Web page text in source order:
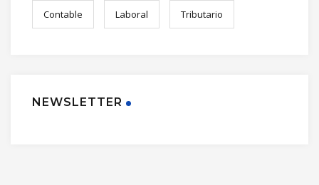
Contable Laboral Tributario
NEWSLETTER